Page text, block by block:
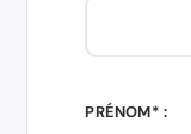
PRÉNOM* :